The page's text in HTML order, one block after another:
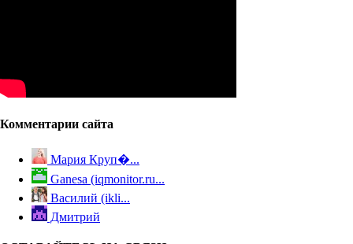
Комментарии сайта
Мария Круп�...
Ganesa (iqmonitor.ru...
Василий (ikli...
Дмитрий